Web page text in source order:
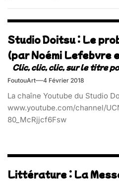
Studio Doitsu : Le
(par Noémi Lefebvre
FoutouArt 4 Février 2018
La chaîne Youtube du Studio
www.youtube.com/channel/
80_McRjjcf6Fsw
Littérature : La